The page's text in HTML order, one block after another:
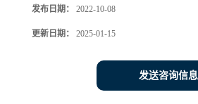
发布日期： 2022-10-08
更新日期： 2025-01-15
发送咨询信息